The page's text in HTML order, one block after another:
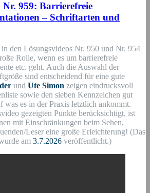
Nr. 959: Barrierefreie
– Schriftarten und
den Lösungsvideos Nr. 950 und Nr. 954
Rolle, wenn es um barrierefreie
etc. geht. Auch die Auswahl der
sind entscheidend für eine gute
und Ute Simon zeigen eindrucksvoll
sowie den sieben Kennzeichen gut
was es in der Praxis letztlich ankommt.
gezeigten Punkte berücksichtigt, ist
mit Einschränkungen beim Sehen,
Leser eine große Erleichterung! (Das
am 3.7.2026 veröffentlicht.)